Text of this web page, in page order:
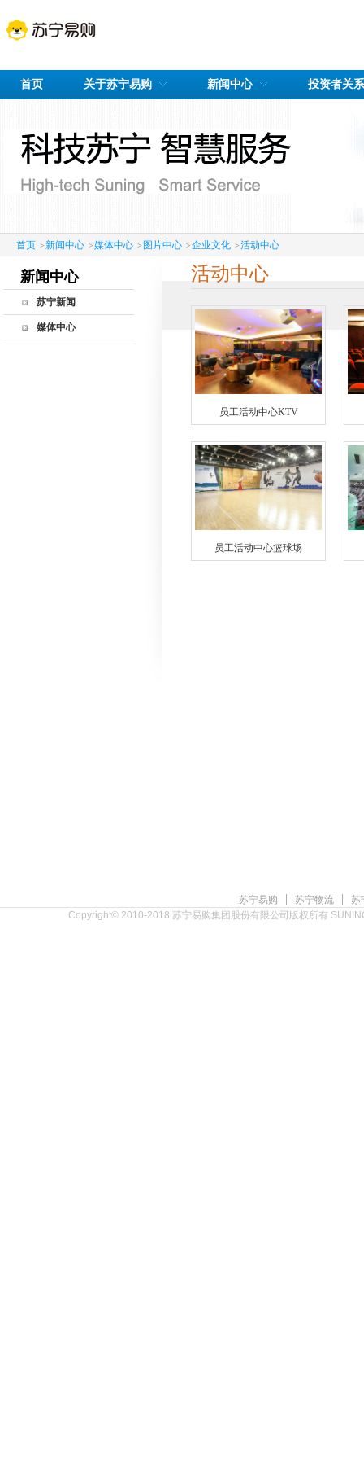
首页 关于苏宁易购 新闻中心 投资者关系
首页 >新闻中心 >媒体中心 > 图片中心 >企业文化 >活动中心
新闻中心
苏宁新闻
最新动态
媒体中心
活动中心
员工活动中心KTV
员工活动中心篮球场
苏宁易购 | 苏宁物流 |
苏
Copyright© 2010-2018 苏宁易购集团股份有限公司版权所有